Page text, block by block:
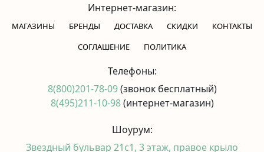
Интернет-магазин:
МАГАЗИНЫ БРЕНДЫ ДОСТАВКА СКИДКИ
КОНТАКТЫ
CОГЛАШЕНИЕ
ПОЛИТИКА
Телефоны:
8(800)201-78-09(звонок бесплатный)
8(495)211-10-98(интернет-магазин)
Шоурум:
Звездный бульвар 21с1, 3 этаж, правое крыло